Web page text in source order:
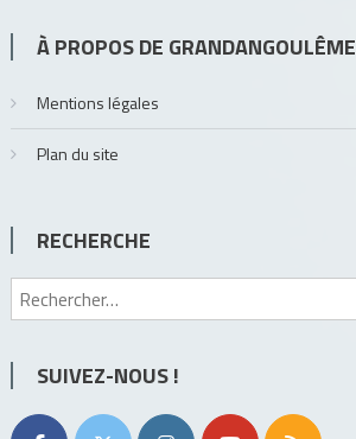
À PROPOS DE GRANDANGOULÊME
Mentions légales
Plan du site
RECHERCHE
SUIVEZ-NOUS !